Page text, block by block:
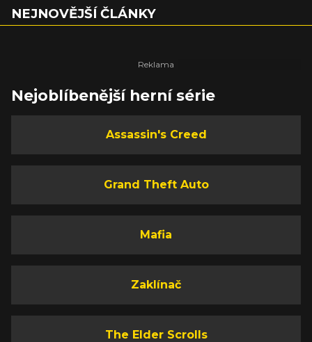
NEJNOVĚJŠÍ ČLÁNKY
Nejoblíbenější herní série
Assassin's Creed
Grand Theft Auto
Mafia
Zaklínač
The Elder Scrolls